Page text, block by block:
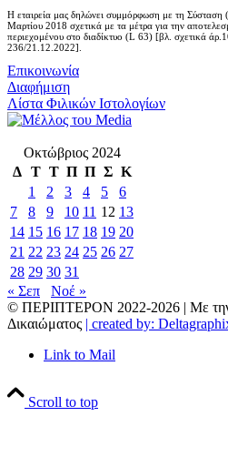
Η εταιρεία μας δηλώνει συμμόρφωση με τη
Μαρτίου 2018 σχετικά με τα μέτρα για την
περιεχομένου στο διαδίκτυο (L 63) [βλ. σχετικά
236/21.12.2022].
Επικοινωνία
Διαφήμιση
Λίστα Φιλικών Ιστολογίων
Οκτώβριος 2024
Δ Τ Τ Π Π Σ Κ
1
2 3 4 5
6
7
8 9 10 11 12 13
14 15 16 17 18 19 20
21 22 23 24 25 26 27
28 29 30 31
« Σεπ
Νοέ »
© ΠΕΡΙΠΤΕΡΟΝ 2022-2026 | Με
Δικαιώματος | created by:
Link to Mail
Scroll to top